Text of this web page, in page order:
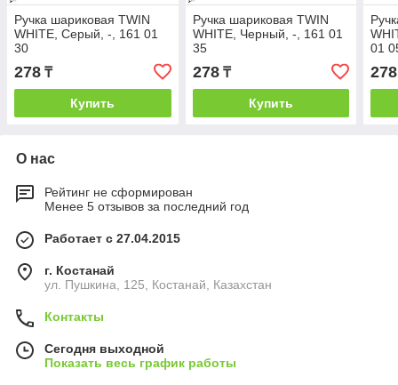
Ручка шариковая TWIN
WHITE, Серый, -, 161 01
30
278 ₸
Купить
Ручка шариковая TWIN
WHITE, Черный, -, 161 01
35
278₸
Купить
01
278
О нас
Рейтинг не сформирован
Менее 5 отзывов за последний год
Работает с 27.04.2015
г. Костанай
ул. Пушкина, 125, Костанай, Казахстан
Контакты
Сегодня выходной
Показать весь график работы